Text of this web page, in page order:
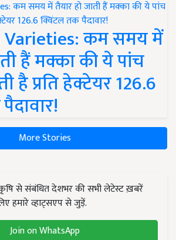
Varieties: कम समय में
हैं मक्का की ये पांच
है प्रति हेक्टेयर 126.6
More Stories
से संबंधित देशभर की सभी लेटेस्ट ख़बरें
हमारे व्हाट्सएप से जुड़ें.
Join on WhatsApp